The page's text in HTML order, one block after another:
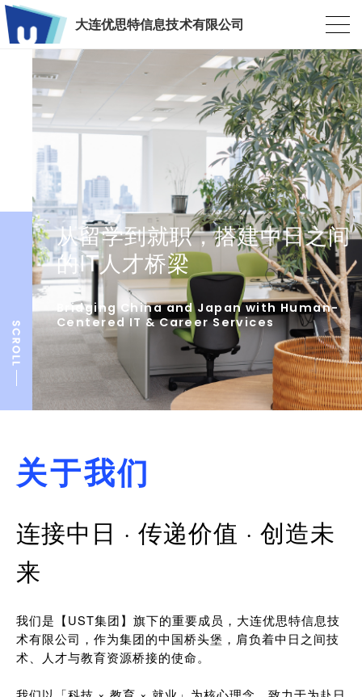
大连优思特信息技术有限公司
从留学到就职，搭建中日之间
的IT人才桥梁
Bridging China and Japan with Human-
Centered IT & Career Services
关于我们
连接中日 · 传递价值 · 创造未
来
我们是【UST集团】旗下的重要成员，大连优思特信息技
术有限公司，作为集团的中国桥头堡，肩负着中日之间技
术、人才与教育资源桥接的使命。